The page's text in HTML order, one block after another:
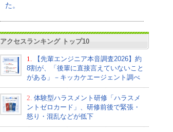
た。
アクセスランキング トップ10
1.
【先輩エンジニア本音調査2026】約
8割が、「後輩に直接言えていないこと
がある」－キッカケエージェント調べ
2. 体験型ハラスメント研修「ハラスメ
ントゼロカード」、研修前後で緊張・
怒り・混乱などが低下